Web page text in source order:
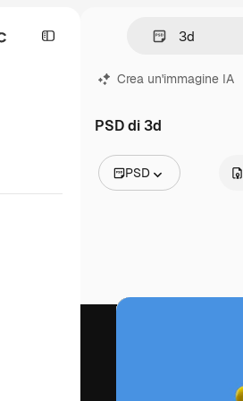
Crea un'immagine IA
PSD di 3d
PSD
Video